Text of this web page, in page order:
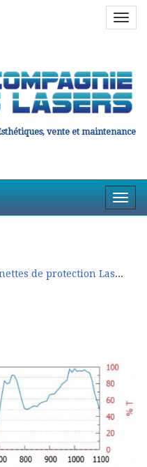
vente et maintenance
la
en
de protection Laser EN207/208